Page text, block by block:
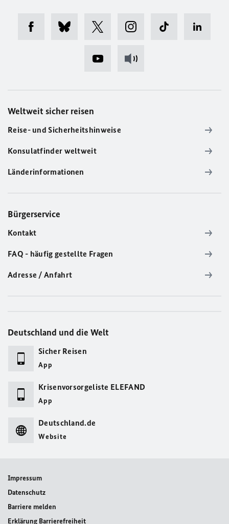
Weltweit sicher reisen
Reise- und Sicherheitshinweise
Konsulatfinder weltweit
Länderinformationen
Bürgerservice
Kontakt
FAQ - häufig gestellte Fragen
Adresse / Anfahrt
Deutschland und die Welt
Sicher Reisen
App
Krisenvorsorgeliste ELEFAND
App
Deutschland.de
Website
Impressum
Datenschutz
Barriere melden
Erklärung Barrierefreiheit